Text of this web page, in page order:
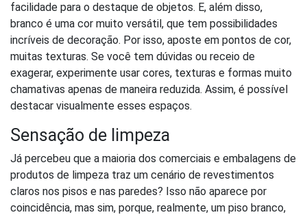
facilidade para o destaque de objetos. E, além disso,
branco é uma cor muito versátil, que tem possibilidades
incríveis de decoração. Por isso, aposte em pontos de cor,
muitas texturas. Se você tem dúvidas ou receio de
exagerar, experimente usar cores, texturas e formas muito
chamativas apenas de maneira reduzida. Assim, é possível
destacar visualmente esses espaços.
Sensação de limpeza
Já percebeu que a maioria dos comerciais e embalagens de
produtos de limpeza traz um cenário de revestimentos
claros nos pisos e nas paredes? Isso não aparece por
coincidência, mas sim, porque, realmente, um piso branco,